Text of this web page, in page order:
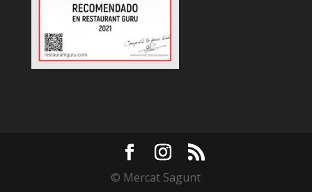
© Mercat Sagunt